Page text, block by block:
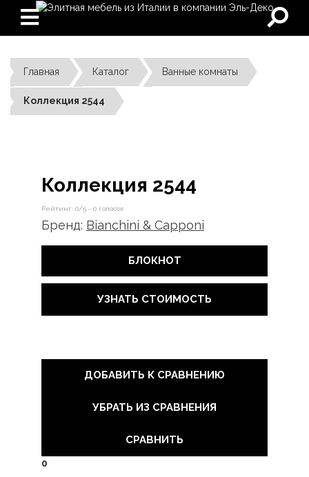
Главная Каталог Ванные комнаты
Коллекция 2544
Коллекция 2544
Рейтинг: 0/5 - 0 голосов
Бренд: Bianchini & Capponi
БЛОКНОТ
УЗНАТЬ СТОИМОСТЬ
ДОБАВИТЬ К СРАВНЕНИЮ
УБРАТЬ ИЗ СРАВНЕНИЯ
СРАВНИТЬ
0